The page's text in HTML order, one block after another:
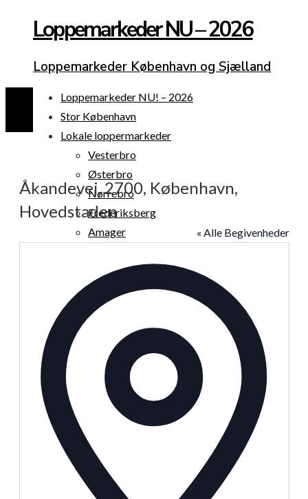
Loppemarkeder NU – 2026
Loppemarkeder København og Sjælland
Loppemarkeder NU! – 2026
Stor København
Lokale loppermarkeder
Vesterbro
Østerbro
Nørrebro
Frederiksberg
Amager
Loppemarked i dag
Julemarkeder 2026
Dit loppemarked
Åkandevej, 2700, København,
Hovedstaden
« Alle Begivenheder